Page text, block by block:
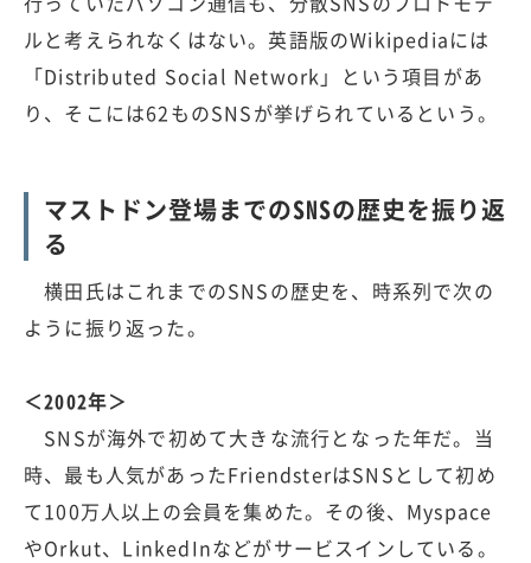
ルと考えられなくはない。英語版のWikipediaには
「Distributed Social Network」という項目があ
り、そこには62ものSNSが挙げられているという。
マストドン登場までのSNSの歴史を振り返
る
横田氏はこれまでのSNSの歴史を、時系列で次の
ように振り返った。
＜2002年＞
SNSが海外で初めて大きな流行となった年だ。当
時、最も人気があったFriendsterはSNSとして初め
て100万人以上の会員を集めた。その後、Myspace
やOrkut、LinkedInなどがサービスインしている。